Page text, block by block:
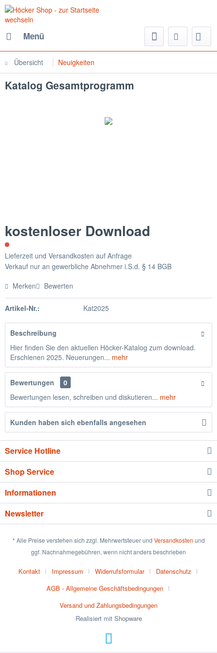
Menü
Übersicht Neuigkeiten
Katalog Gesamtprogramm
kostenloser Download
Lieferzeit und Versandkosten auf Anfrage
Verkauf nur an gewerbliche Abnehmer i.S.d. § 14 BGB
Merken
Bewerten
Artikel-Nr.: Kat2025
Beschreibung
Hier finden Sie den aktuellen Höcker-Katalog zum download.
Erschienen 2025. Neuerungen... mehr
Bewertungen
0
Bewertungen lesen, schreiben und diskutieren... mehr
Kunden haben sich ebenfalls angesehen
Service Hotline
Shop Service
Informationen
Newsletter
* Alle Preise verstehen sich zzgl. Mehrwertsteuer und Versandkosten und
ggf. Nachnahmegebühren, wenn nicht anders beschrieben
Kontakt Impressum Widerrufsformular
Datenschutz
AGB - Allgemeine Geschäftsbedingungen
Versand und Zahlungsbedingungen
Realisiert mit Shopware